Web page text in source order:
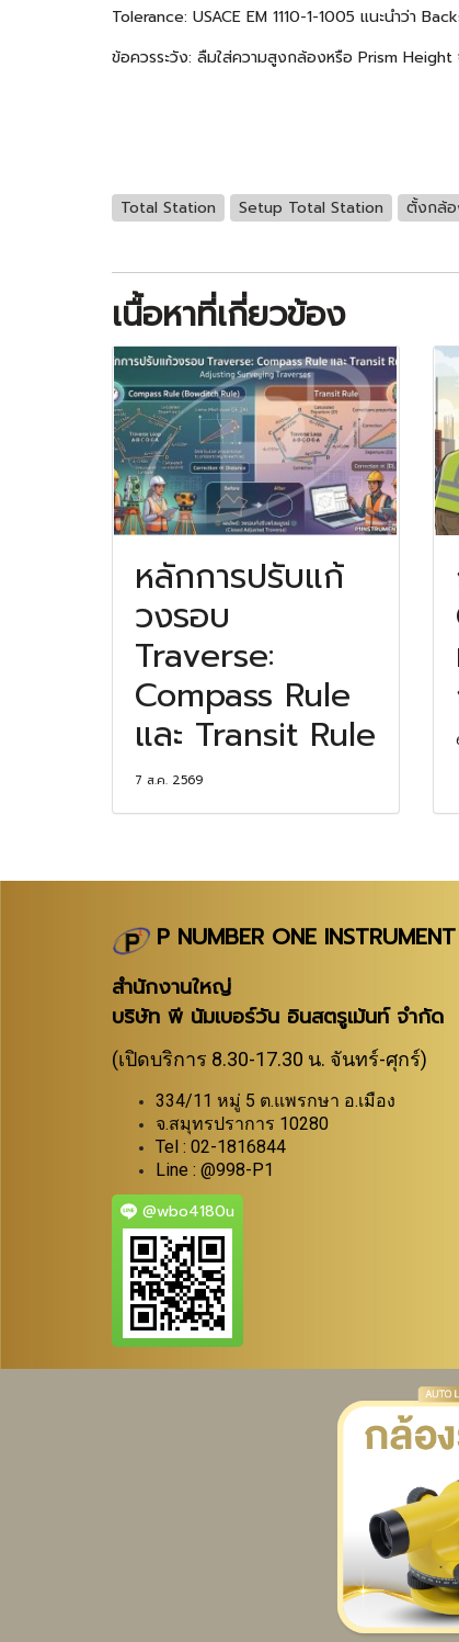
Tolerance: USACE EM 1110-1-1005 แนะนำว่า
ข้อควรระวัง: ลืมใส่ความสูงกล้องหรือ Prism
Total Station Setup Total Station ตั้งกล้อ
เนื้อหาที่เกี่ยวข้อง
หลักการปรับแก้
วงรอบ
Traverse:
Compass Rule
และ Transit Rule
7 ส.ค. 2569
P NUMBER ONE INSTRUMENT
สำนักงานใหญ่
บริษัท พี นัมเบอร์วัน อินสตรูเม้นท์ จำกัด
(เปิดบริการ 8.30-17.30 น. จันทร์-ศุกร์)
334/11 หมู่ 5 ต.แพรกษา อ.เมือง
จ.สมุทรปราการ 10280
Tel : 02-1816844
Line : @998-P1
@wbo4180u